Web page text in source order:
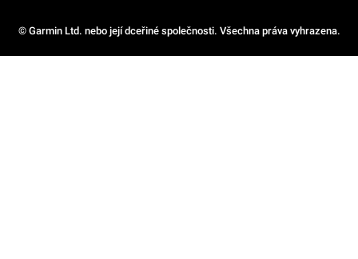
© Garmin Ltd. nebo její dceřiné společnosti. Všechna práva vyhrazena.